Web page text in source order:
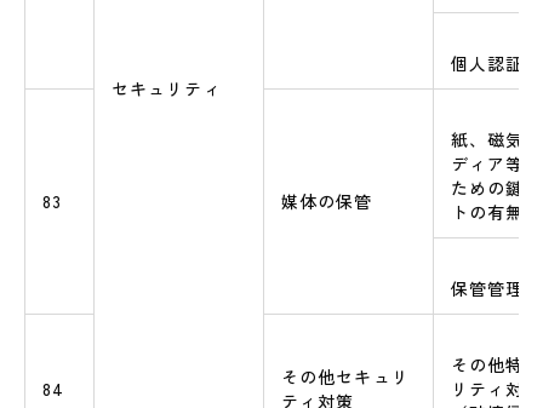
セキュリティ
個人認証
83 媒体の保管
紙、磁気
ディア等
ための鍵
トの有無
保管管理
84
その他セキュリ
ティ対策
その他特
リティ対